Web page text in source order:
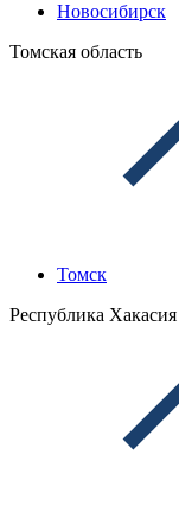
Новосибирск
Томская область
Томск
Республика Хакасия